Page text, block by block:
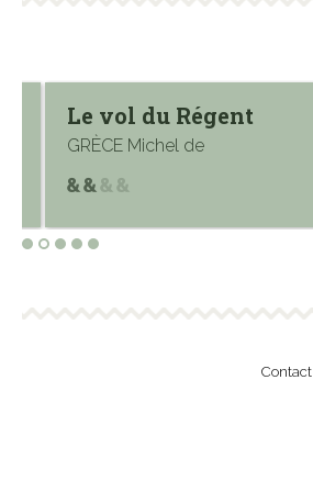
Le vol du Régent
GRÈCE Michel de
Contact